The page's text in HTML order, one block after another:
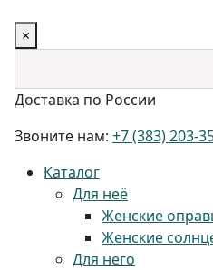
×
Доставка по России
Звоните нам: +7 (383) 203-
Каталог
Для неё
Женские
Женские
Для него